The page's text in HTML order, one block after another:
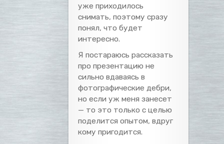
уже приходилось
снимать, поэтому сразу
понял, что будет
интересно.
Я постараюсь рассказать
про презентацию не
сильно вдаваясь в
фотографические дебри,
но если уж меня занесет
— то это только с целью
поделится опытом, вдруг
кому пригодится.